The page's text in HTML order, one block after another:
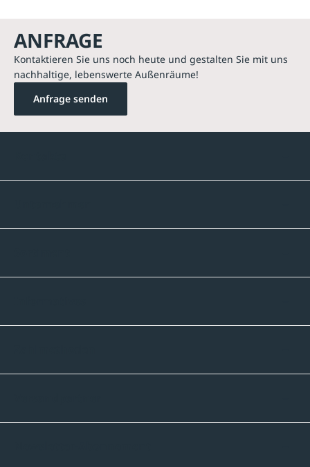
ANFRAGE
Kontaktieren Sie uns noch heute und gestalten Sie mit uns
nachhaltige, lebenswerte Außenräume!
Anfrage senden